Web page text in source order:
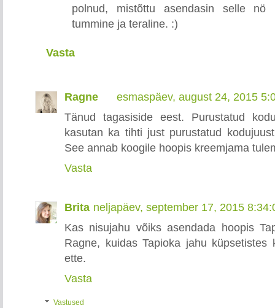
polnud, mistõttu asendasin selle nö
tummine ja teraline. :)
Vasta
Ragne
esmaspäev, august 24, 2015
Tänud tagasiside eest. Purustatud
kasutan ka tihti just purustatud
See annab koogile hoopis kreemjama
Vasta
Brita neljapäev, september 17, 2015
Kas nisujahu võiks asendada hoopis
Ragne, kuidas Tapioka jahu
ette.
Vasta
Vastused